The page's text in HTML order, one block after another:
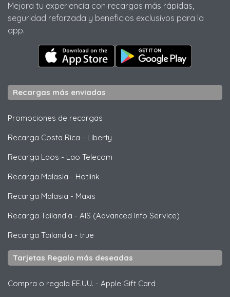
Mejora tu experiencia con recargas más rápidas,
seguridad reforzada y beneficios exclusivos para la
app.
Recargas más enviadas
Promociones de recargas
Recarga Costa Rica - Liberty
Recarga Laos - Lao Telecom
Recarga Malasia - Hotlink
Recarga Malasia - Maxis
Recarga Tailandia - AIS (Advanced Info Service)
Recarga Tailandia - true
Tarjetas Regalo más deseadas
Compra o regala EE.UU. - Apple Gift Card